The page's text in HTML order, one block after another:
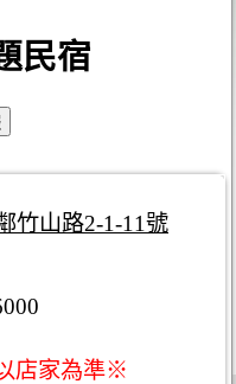
民宿
竹山路2-1-11號
店家為準※